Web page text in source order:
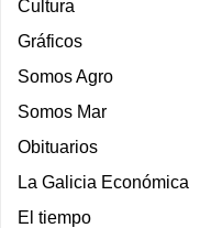
Cultura
Gráficos
Somos Agro
Somos Mar
Obituarios
La Galicia Económica
El tiempo